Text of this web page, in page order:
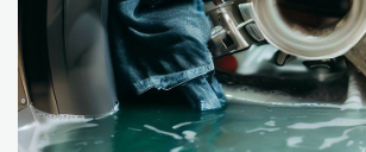
على إصلاح المشكلة بنفسك، يجب الاتصال ب sitename
بشكل صحيح ودقيق. ويمكنك الاتصال
على المساعدة في العثور على خبير
غسالات تعتبر صيانة الغسالات من
الخدمات الأساسية التي تقدمها sitename للأفراد